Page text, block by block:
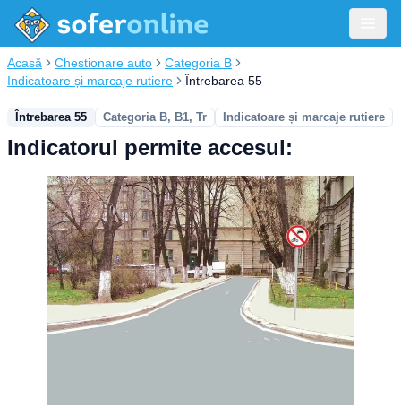
Acasă Chestionare auto
Categoria B
Indicatoare și marcaje rutiere
Întrebarea 55
Întrebarea 55 Categoria B, B1, Tr Indicatoare și marcaje rutiere
Indicatorul permite accesul: